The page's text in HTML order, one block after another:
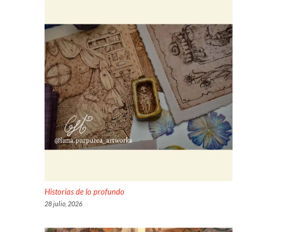
Historias de lo profundo
28 julio, 2026